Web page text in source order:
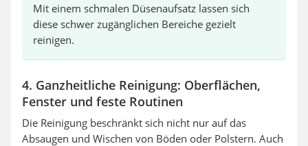
Mit einem schmalen Düsenaufsatz lassen sich
diese schwer zugänglichen Bereiche gezielt
reinigen.
4. Ganzheitliche Reinigung: Oberflächen,
Fenster und feste Routinen
Die Reinigung beschränkt sich nicht nur auf das
Absaugen und Wischen von Böden oder Polstern. Auch